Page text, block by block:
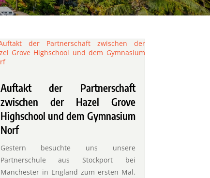
Auftakt der Partnerschaft
zwischen der Hazel Grove
Highschool und dem Gymnasium
Norf
Gestern besuchte uns unsere
Partnerschule aus Stockport bei
Manchester in England zum ersten Mal.